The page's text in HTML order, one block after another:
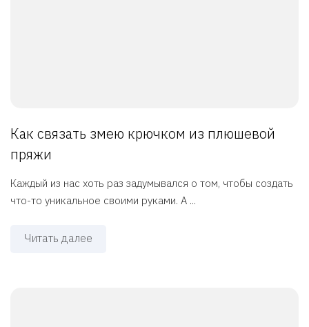
Как связать змею крючком из плюшевой
пряжи
Каждый из нас хоть раз задумывался о том, чтобы создать
что-то уникальное своими руками. А ...
Читать далее